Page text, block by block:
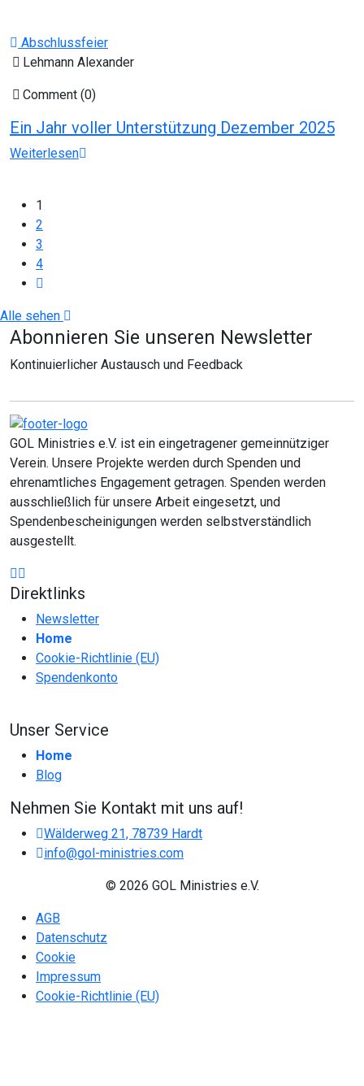
Abschlussfeier
Lehmann Alexander
Comment (0)
Ein Jahr voller Unterstützung Dezember 2025
Weiterlesen
1
2
3
4
Alle sehen
Abonnieren Sie unseren Newsletter
Kontinuierlicher Austausch und Feedback
GOL Ministries e.V. ist ein eingetragener gemeinnütziger
Verein. Unsere Projekte werden durch Spenden und
ehrenamtliches Engagement getragen. Spenden werden
ausschließlich für unsere Arbeit eingesetzt, und
Spendenbescheinigungen werden selbstverständlich
ausgestellt.
Direktlinks
Newsletter
Home
Cookie-Richtlinie (EU)
Spendenkonto
Unser Service
Home
Blog
Nehmen Sie Kontakt mit uns auf!
Wälderweg 21, 78739 Hardt
info@gol-ministries.com
© 2026 GOL Ministries e.V.
AGB
Datenschutz
Cookie
Impressum
Cookie-Richtlinie (EU)